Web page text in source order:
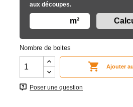
aux découpes.
m²
Nombre de boites
 Ajouter
Poser une question